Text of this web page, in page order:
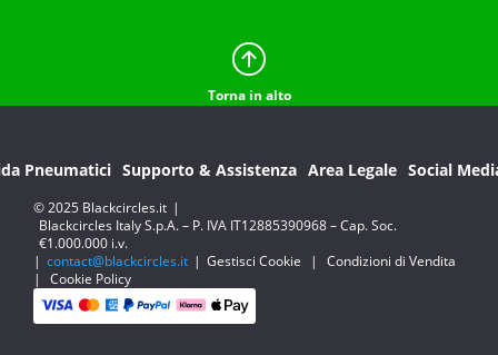
Torna in alto
Pneumatici Supporto & Assistenza Area Legale Social
© 2025 Blackcircles.it |
Blackcircles Italy S.p.A. – P. IVA IT12885390968 – Cap. Soc.
€1.000.000 i.v.
| contact@blackcircles.it | Gestisci Cookie |
Condizioni di Vendita
|
Cookie Policy